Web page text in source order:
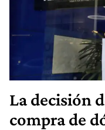
La decisión
compra de